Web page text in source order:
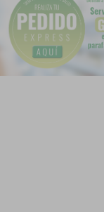
Blog
Contacto
Boletín